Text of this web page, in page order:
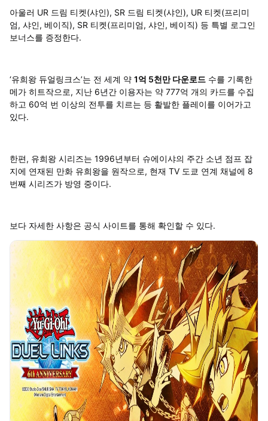
아울러 UR 드림 티켓(샤인), SR 드림 티켓(샤인), UR 티켓(프리미
엄, 샤인, 베이직), SR 티켓(프리미엄, 샤인, 베이직) 등 특별 로그인
보너스를 증정한다.
‘유희왕 듀얼링크스’는 전 세계 약 1억 5천만 다운로드수를 기록한
메가 히트작으로, 지난 6년간 이용자는 약 777억 개의 카드를 수집
하고 60억 번 이상의 전투를 치르는 등 활발한 플레이를 이어가고
있다.
한편, 유희왕 시리즈는 1996년부터 슈에이샤의 주간 소년 점프 잡
지에 연재된 만화 유희왕을 원작으로, 현재 TV 도쿄 연계 채널에 8
번째 시리즈가 방영 중이다.
보다 자세한 사항은 공식 사이트를 통해 확인할 수 있다.